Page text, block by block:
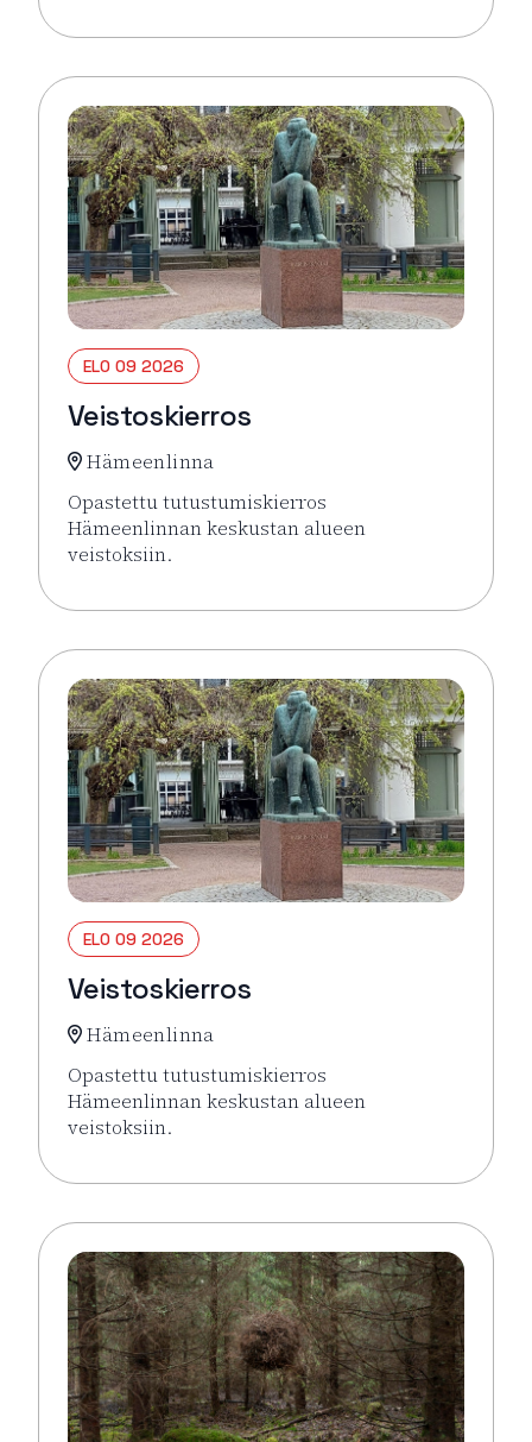
ELO 09 2026
Veistoskierros
Hämeenlinna
Opastettu tutustumiskierros
Hämeenlinnan keskustan alueen
veistoksiin.
ELO 09 2026
Veistoskierros
Hämeenlinna
Opastettu tutustumiskierros
Hämeenlinnan keskustan alueen
veistoksiin.